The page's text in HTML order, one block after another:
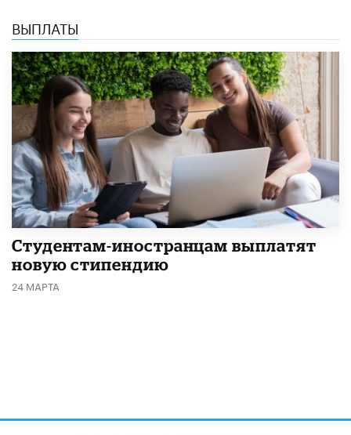
ВЫПЛАТЫ
Студентам-иностранцам выплатят
новую стипендию
24 МАРТА